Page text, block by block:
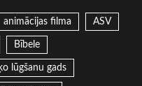
animācijas filma ASV
Bībele
lūgšanu gads